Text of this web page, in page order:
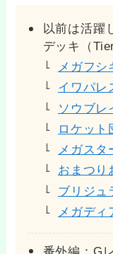
以前は活躍
デッキ（
メガフシ
イワパレ
ソウブレ
ロケット
メガスタ
おまつり
ブリジュ
メガディ
番外編：G